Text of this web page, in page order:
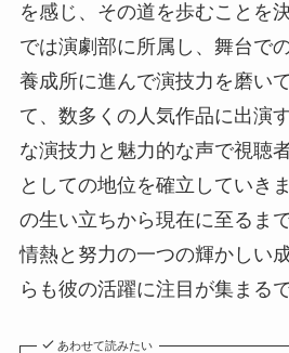
を感じ、その道を歩むことを
では演劇部に所属し、舞台で
養成所に進んで演技力を磨い
て、数多くの人気作品に出演
な演技力と魅力的な声で視聴
としての地位を確立していき
の生い立ちから現在に至るま
情熱と努力の一つの輝かしい
らも彼の活躍に注目が集まる
あわせて読みたい